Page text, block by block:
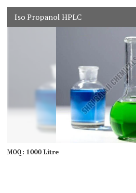
Iso Propanol HPLC
MOQ : 1000 Litre